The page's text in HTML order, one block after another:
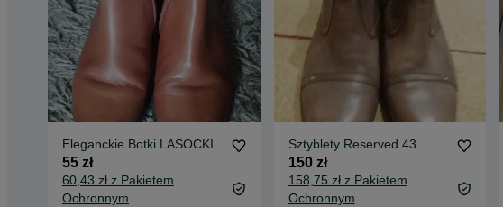
Eleganckie Botki LASOCKI
55 zł
60,43 zł z Pakietem
Ochronnym
Sztyblety Reserved 43
150 zł
158,75 zł z Pakietem
Ochronnym